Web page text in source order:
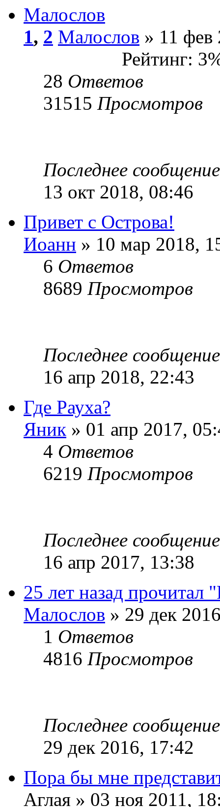
Малослов
1, 2 Малослов » 11 фев
Рейтинг:
28 Ответов
31515 Просмотров
Последнее
13 окт 2018, 08:46
Привет с Острова!
Иоанн » 10 мар 2018,
6 Ответов
8689 Просмотров
Последнее
16 апр 2018, 22:43
Где Рауха?
Яник » 01 апр 2017,
4 Ответов
6219 Просмотров
Последнее
16 апр 2017, 13:38
25 лет назад прочитал
Малослов » 29 дек
1 Ответов
4816 Просмотров
Последнее
29 дек 2016, 17:42
Пора бы мне
Аглая » 03 ноя 2011,